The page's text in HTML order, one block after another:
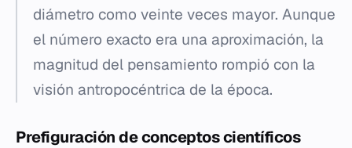
diámetro como veinte veces mayor. Aunque
el número exacto era una aproximación, la
magnitud del pensamiento rompió con la
visión antropocéntrica de la época.
Prefiguración de conceptos científicos